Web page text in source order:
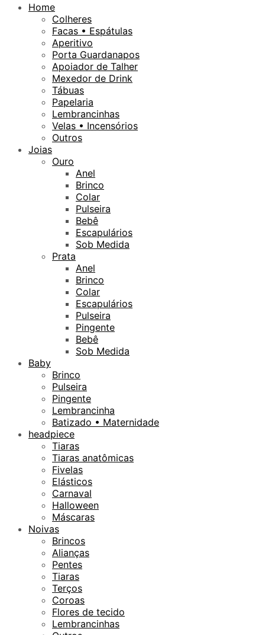
Home
Colheres
Facas • Espátulas
Aperitivo
Porta Guardanapos
Apoiador de Talher
Mexedor de Drink
Tábuas
Papelaria
Lembrancinhas
Velas • Incensórios
Outros
Joias
Ouro
Anel
Brinco
Colar
Pulseira
Bebê
Escapulários
Sob Medida
Prata
Anel
Brinco
Colar
Escapulários
Pulseira
Pingente
Bebê
Sob Medida
Baby
Brinco
Pulseira
Pingente
Lembrancinha
Batizado • Maternidade
headpiece
Tiaras
Tiaras anatômicas
Fivelas
Elásticos
Carnaval
Halloween
Máscaras
Noivas
Brincos
Alianças
Pentes
Tiaras
Terços
Coroas
Flores de tecido
Lembrancinhas